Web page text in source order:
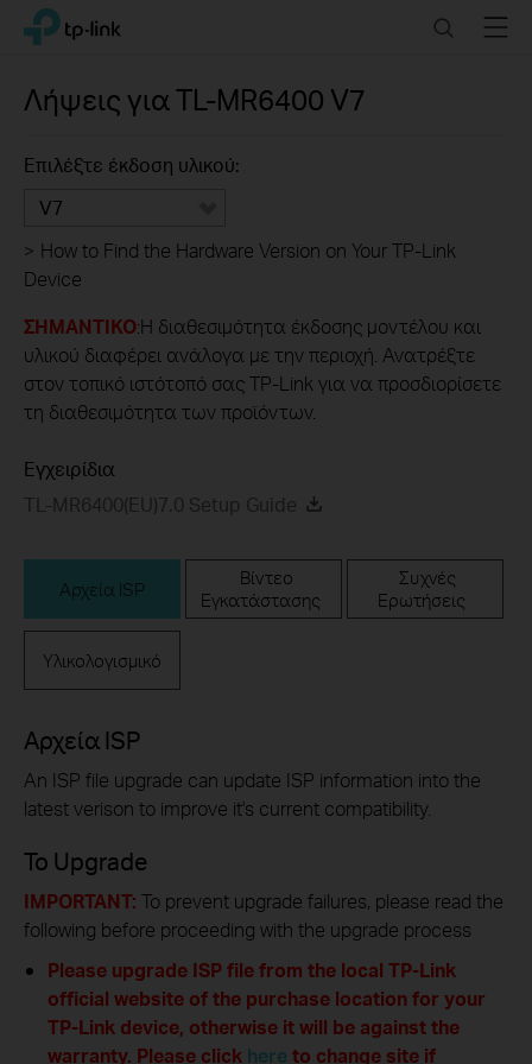
Click
navigation
TP-Link, Reliably Smart SearchMenu
Λήψεις γιαTL-MR6400 V7
Επιλέξτε έκδοση υλικού:
V7
> How to Find the Hardware Version on Your TP-Link
Device
ΣΗΜΑΝΤΙΚΟ:Η διαθεσιμότητα έκδοσης μοντέλου και
υλικού διαφέρει ανάλογα με την περιοχή. Ανατρέξτε
στον τοπικό ιστότοπό σας TP-Link για να προσδιορίσετε
τη διαθεσιμότητα των προϊόντων.
Εγχειρίδια
TL-MR6400(EU)7.0 Setup Guide
Αρχεία ISP
Βίντεο
Εγκατάστασης
Συχνές
Ερωτήσεις
Υλικολογισμικό
Αρχεία ISP
An ISP file upgrade can update ISP information into the
latest verison to improve it's current compatibility.
To Upgrade
IMPORTANT: To prevent upgrade failures, please read the
following before proceeding with the upgrade process
Please upgrade ISP file from the local TP-Link
official website of the purchase location for your
TP-Link device, otherwise it will be against the
warranty. Please click hereto change site if